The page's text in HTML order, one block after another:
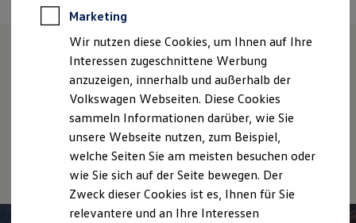
Software, Konnektivität & Apps
California App
VW Connect für Ihren ID. Buzz
VW Connect für Ihren Transporter/Caravelle
VW Connect für Ihren Amarok
VW Connect für andere Modelle
Connect Pro
Fleet Interface Data
Multistop Pathfinder
Übersicht Software Updates
Hilfreiches für Besitzer
Fahrerassistenz- und Sicherheitssysteme
Kontrollleuchten
Kurzfahrprofile und Ölverdünnung
Unsere Leistungenim
Überblick
Service
Marketing
Wir nutzen diese Cookies, um Ihnen auf Ihre
Interessen zugeschnittene Werbung
anzuzeigen, innerhalb und außerhalb der
Volkswagen Webseiten. Diese Cookies
sammeln Informationen darüber, wie Sie
unsere Webseite nutzen, zum Beispiel,
welche Seiten Sie am meisten besuchen oder
wie Sie sich auf der Seite bewegen. Der
Zweck dieser Cookies ist es, Ihnen für Sie
relevantere und an Ihre Interessen